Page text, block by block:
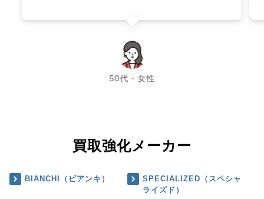
50代・女性
chevron_left chevron_right
買取強化メーカー
BIANCHI（ビアンキ）
SPECIALIZED（スペシャ
ライズド）